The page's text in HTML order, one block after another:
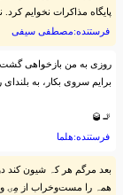
پایگاه مذاکرات نخوایم کرد.
فرستنده:مصطفی سیفی
روزی به من بازخواهی
برایم سروی بکار، به
🚬🥃
فرستنده:هلما
بعد مرگم هر کہ‌ شیون کند
همہ‌ را مست‌و‌خراب از مِۍ و